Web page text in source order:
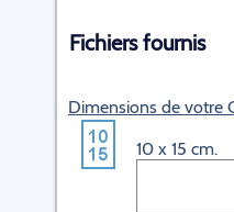
Fichiers fournis
Dimensions de votre
10 x 15 cm.